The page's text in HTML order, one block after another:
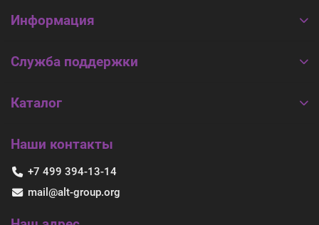
Информация
Служба поддержки
Каталог
Наши контакты
+7 499 394-13-14
mail@alt-group.org